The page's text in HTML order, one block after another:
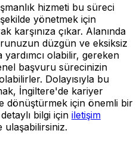
hizmeti bu süreci
yönetmek için
karşınıza çıkar. Alanında
düzgün ve eksiksiz
yardımcı olabilir, gereken
başvuru sürecinizin
Dolayısıyla bu
İngiltere'de kariyer
dönüştürmek için önemli bir
bilgi için iletişim
ulaşabilirsiniz.